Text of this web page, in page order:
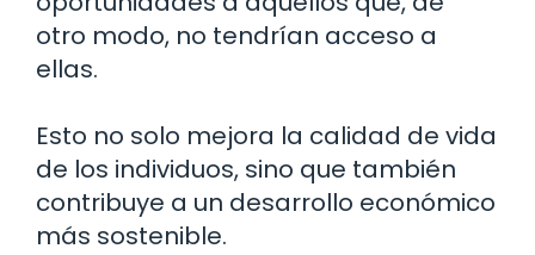
otro modo, no tendrían acceso a
ellas.
Esto no solo mejora la calidad de vida
de los individuos, sino que también
contribuye a un desarrollo económico
más sostenible.